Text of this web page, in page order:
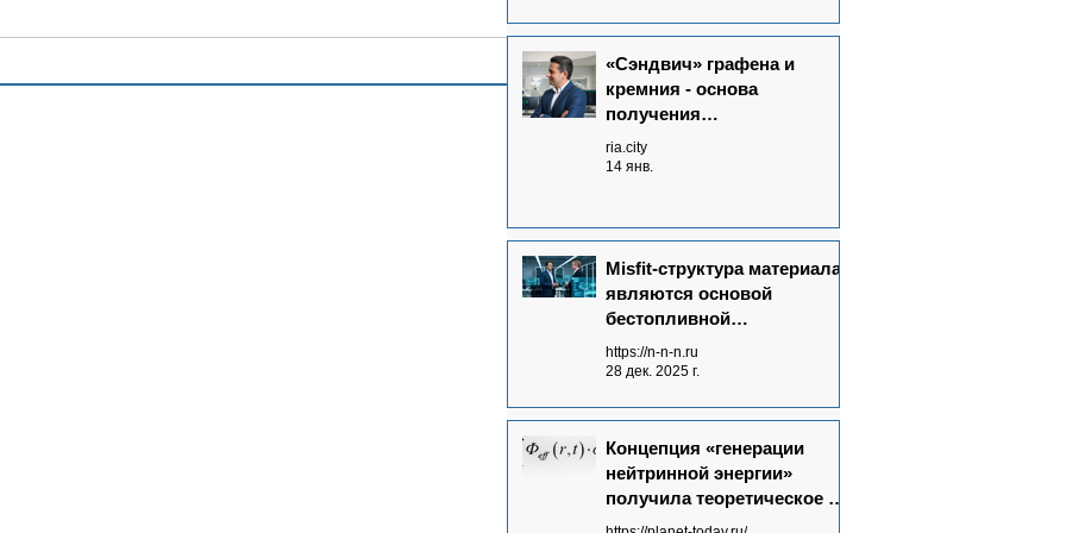
«Сэндвич» графена и
кремния - основа
получения
нейтриноэлектричества
ria.city
14 янв.
Misfit-структура материала
являются основой
бестопливной
Neutrinovoltaic технологии
электрогенерации
https://n-n-n.ru
28 дек. 2025 г.
Концепция «генерации
нейтринной энергии»
получила теоретическое и
экспериментальное